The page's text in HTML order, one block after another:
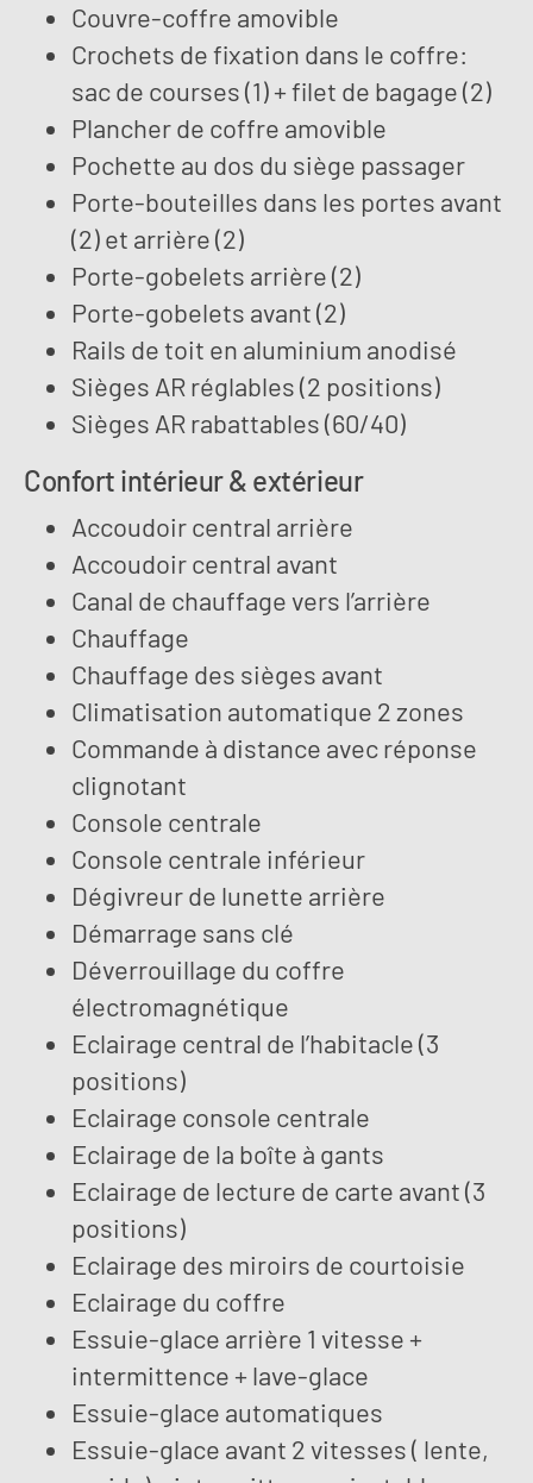
Couvre-coffre amovible
Crochets de fixation dans le coffre:
sac de courses (1) + filet de bagage (2)
Plancher de coffre amovible
Pochette au dos du siège passager
Porte-bouteilles dans les portes avant
(2) et arrière (2)
Porte-gobelets arrière (2)
Porte-gobelets avant (2)
Rails de toit en aluminium anodisé
Sièges AR réglables (2 positions)
Sièges AR rabattables (60/40)
Confort intérieur & extérieur
Accoudoir central arrière
Accoudoir central avant
Canal de chauffage vers l’arrière
Chauffage
Chauffage des sièges avant
Climatisation automatique 2 zones
Commande à distance avec réponse
clignotant
Console centrale
Console centrale inférieur
Dégivreur de lunette arrière
Démarrage sans clé
Déverrouillage du coffre
électromagnétique
Eclairage central de l’habitacle (3
positions)
Eclairage console centrale
Eclairage de la boîte à gants
Eclairage de lecture de carte avant (3
positions)
Eclairage des miroirs de courtoisie
Eclairage du coffre
Essuie-glace arrière 1 vitesse +
intermittence + lave-glace
Essuie-glace automatiques
Essuie-glace avant 2 vitesses ( lente,